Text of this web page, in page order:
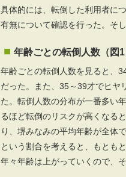
具体的には、転倒した利用者に
有無について確認を行った。そ
年齢ごとの転倒人数（図
年齢ごとの転倒人数を見ると、
だった。また、35～39才でヒヤ
た。転倒人数の分布が一番多い
るほど転倒のリスクが高くなる
り、堺みなみの平均年齢が全体
という割合を考えると、もとも
年々年齢は上がっていくので、